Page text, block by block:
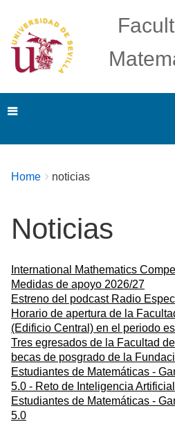
Breadcrumbs
You
Home noticias
Noticias
International Mathematics
Medidas de apoyo 2026/27
Estreno del podcast Radio
Horario de apertura de la
(Edificio Central) en el periodo
Tres egresados de la Facultad
becas de posgrado de la
Estudiantes de Matemáticas -
5.0 - Reto de Inteligencia Artificial
Estudiantes de Matemáticas -
5.0